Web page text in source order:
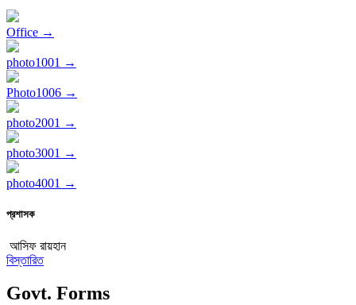
Office →
photo1001 →
Photo1006 →
photo2001 →
photo3001 →
photo4001 →
প্রশাসক
আসিফ রায়হান
বিস্তারিত
Govt. Forms